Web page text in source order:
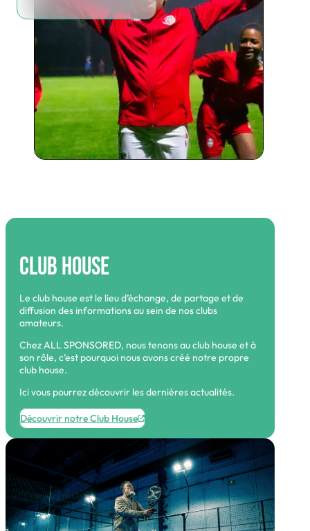
Club House
Le club house est le lieu d’échange, de partage et de
diffusion des informations au sein de nos clubs
amateurs.
Chez ALL SPONSORED, nous tenons au club house et à
son rôle, c’est pourquoi nous avons créé notre propre
club house.
Ici vous pourrez découvrir les dernières actualités.
Découvrir notre Club House